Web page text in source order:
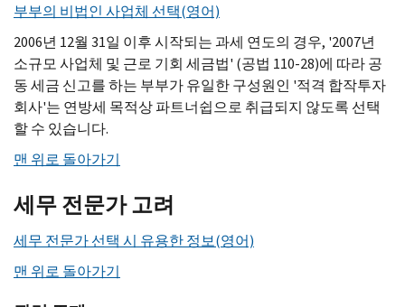
부부의 비법인 사업체 선택(영어)
2006년 12월 31일 이후 시작되는 과세 연도의 경우, '2007년
소규모 사업체 및 근로 기회 세금법' (공법 110-28)에 따라 공
동 세금 신고를 하는 부부가 유일한 구성원인 '적격 합작투자
회사'는 연방세 목적상 파트너쉽으로 취급되지 않도록 선택
할 수 있습니다.
맨 위로 돌아가기
세무 전문가 고려
세무 전문가 선택 시 유용한 정보(영어)
맨 위로 돌아가기